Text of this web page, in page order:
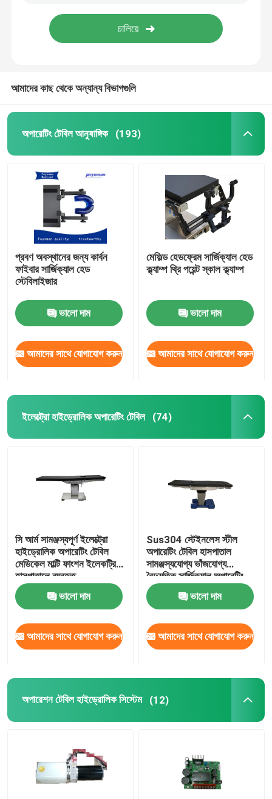
পণ্য
আমাদের সম্পর্কে
কারখানা ভ্রমণ
আমাদের সাথে যোগাযোগ করুন
অপারেটিং টেবিল আনুষাঙ্গিক
আমাদের কাছ থেকে অন্যান্য বিভাগগুলি
অপারেটিং টেবিল আনুষাঙ্গিক (193)
প্রবণ অবস্থানের জন্য কার্বন
ফাইবার সার্জিক্যাল হেড
স্টেবিলাইজার
ভালো দাম
আমাদের সাথে যোগাযোগ করুন
মেফিল্ড হেডফ্রেম সার্জিক্যাল হেড
ক্ল্যাম্প থ্রি পয়েন্ট স্কাল ক্ল্যাম্প
ভালো দাম
আমাদের সাথে যোগাযোগ করুন
ইলেক্ট্রো হাইড্রোলিক অপারেটিং টেবিল (74)
সি আর্ম সামঞ্জস্যপূর্ণ ইলেক্ট্রো
হাইড্রোলিক অপারেটিং টেবিল
মেডিকেল মাল্টি ফাংশন ইলেকট্রিক
হাসপাতালে ব্যবহৃত
ভালো দাম
আমাদের সাথে যোগাযোগ করুন
Sus304 স্টেইনলেস স্টীল
অপারেটিং টেবিল হাসপাতাল
সামঞ্জস্যযোগ্য ভাঁজযোগ্য
বৈদ্যুতিক সার্জিক্যাল অপারেটিং
টেবিল
ভালো দাম
আমাদের সাথে যোগাযোগ করুন
অপারেশন টেবিল হাইড্রোলিক সিস্টেম (12)